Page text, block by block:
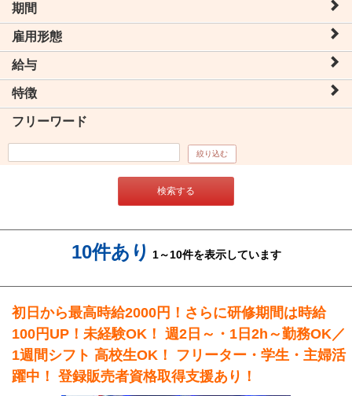
期間
雇用形態
給与
特徴
フリーワード
絞り込む
検索する
10件あり 1～10件を表示しています
初日から最高時給2000円！さらに研修期間は時給
100円UP！未経験OK！ 週2日～・1日2h～勤務OK／
1週間シフト 高校生OK！ フリーター・学生・主婦活
躍中！ 登録販売者資格取得支援あり！